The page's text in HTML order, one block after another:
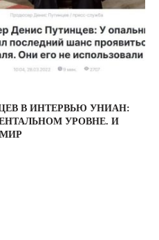
В ИНТЕРВЬЮ УНИАН:
УРОВНЕ. И